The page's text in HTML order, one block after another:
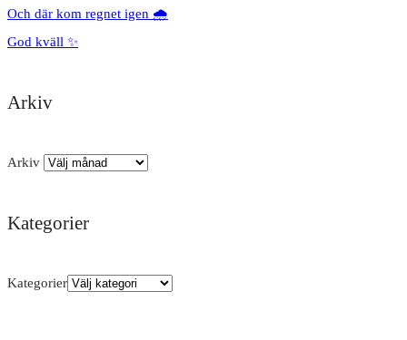
Och där kom regnet igen 🌧️
God kväll ✨
Arkiv
Arkiv
Kategorier
Kategorier